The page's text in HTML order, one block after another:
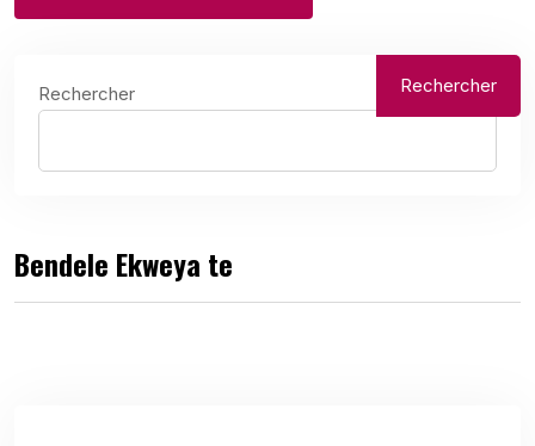
Rechercher Rechercher
Bendele Ekweya te